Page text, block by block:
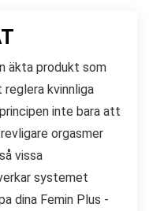
äkta produkt som
kvinnliga
inte bara att
orgasmer
vissa
systemet
dina Femin Plus -